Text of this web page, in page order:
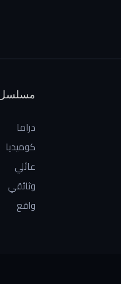
مسلسل
دراما
كوميديا
عائلي
وثائقي
واقع